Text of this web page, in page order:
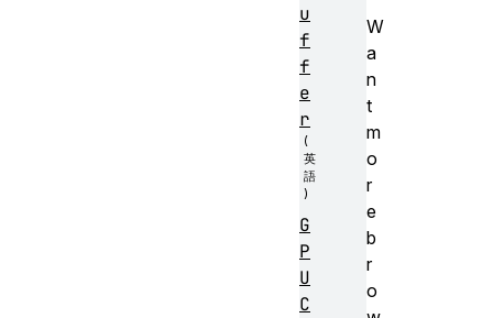
W
a
n
t
m
o
r
e
b
r
o
u
f
f
e
r
G
P
U
C